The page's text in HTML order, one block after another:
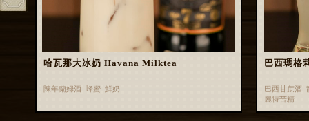
哈瓦那大冰奶 Havana Milktea
陳年蘭姆酒 蜂蜜 鮮奶
巴西瑪
巴西甘蔗酒
麗特苦精